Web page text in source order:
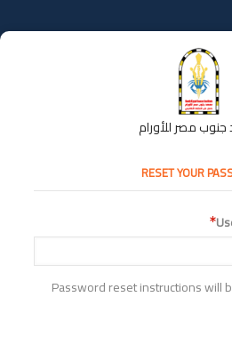
مصر للأورام
RESET YOUR
Password reset instructions will